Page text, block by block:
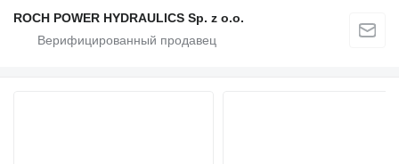
ROCH POWER HYDRAULICS Sp. z o.o.